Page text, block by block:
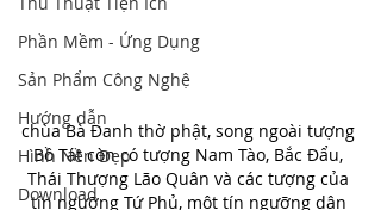
Phần Mềm - Ứng Dụng
Sản Phẩm Công Nghệ
Hướng dẫn
Hình Nền Đẹp
Download
chùa Bà Đanh thờ phật, song ngoài tượng
Bồ Tát còn có tượng Nam Tào, Bắc Đẩu,
Thái Thượng Lão Quân và các tượng của
tín ngưỡng Tứ Phủ, một tín ngưỡng dân